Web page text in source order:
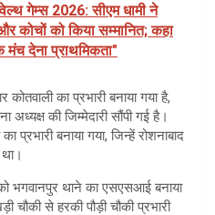
गेम्स 2026: सीएम धामी ने
कोचों को किया सम्मानित; कहा
देना प्राथमिकता"
का प्रभारी बनाया गया है,
अध्यक्ष की जिम्मेदारी सौंपी गई है।
प्रभारी बनाया गया, जिन्हें रोशनाबाद
भगवानपुर थाने का एसएसआई बनाया
से हरकी पौड़ी चौकी प्रभारी